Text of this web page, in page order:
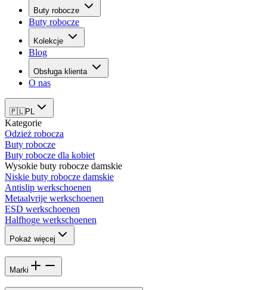
Buty robocze
Buty robocze
Kolekcje
Blog
Obsługa klienta
O nas
🇵🇱PL
Kategorie
Odzież robocza
Buty robocze
Buty robocze dla kobiet
Wysokie buty robocze damskie
Niskie buty robocze damskie
Antislip werkschoenen
Metaalvrije werkschoenen
ESD werkschoenen
Halfhoge werkschoenen
Pokaż więcej
Marki